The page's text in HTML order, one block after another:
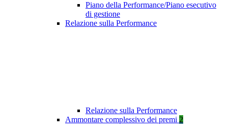
Piano della Performance/Piano esecutivo
di gestione
Relazione sulla Performance
Relazione sulla Performance
Ammontare complessivo dei premi 2